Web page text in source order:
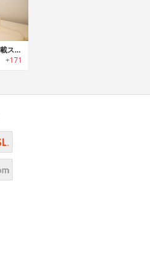
Somnova｜いびき防止機能搭載スーパースマートスリーピングマット「ソムノバ」
+171